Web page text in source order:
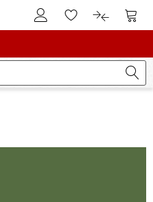
Vers le compte client
Vers la liste
Vers le